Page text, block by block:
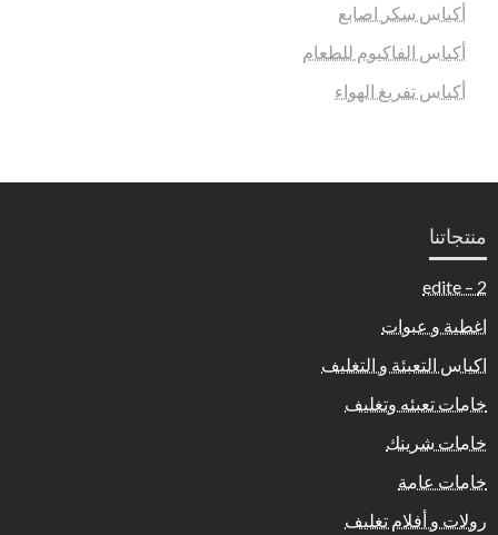
أكياس سكر اصابع
أكياس الفاكيوم للطعام
أكياس تفريغ الهواء
منتجاتنا
2 – edite
اغطية و عبوات
اكياس التعبئة و التغليف
خامات تعبئه وتغليف
خامات شرينك
خامات عامة
رولات و أفلام تغليف